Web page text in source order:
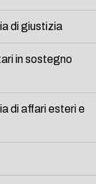
di giustizia
in sostegno
di affari esteri e